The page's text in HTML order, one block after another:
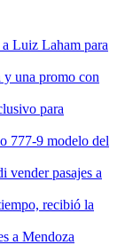
Luiz Laham para
y una promo con
para
777-9 modelo del
pasajes a
recibió la
a Mendoza